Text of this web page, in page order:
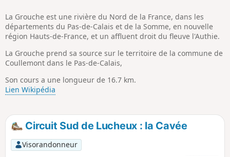
La Grouche est une rivière du Nord de la France, dans les
départements du Pas-de-Calais et de la Somme, en nouvelle
région Hauts-de-France, et un affluent droit du fleuve l'Authie.
La Grouche prend sa source sur le territoire de la commune de
Coullemont dans le Pas-de-Calais,
Son cours a une longueur de 16.7 km.
Lien Wikipédia
Circuit Sud de Lucheux : la Cavée
Visorandonneur